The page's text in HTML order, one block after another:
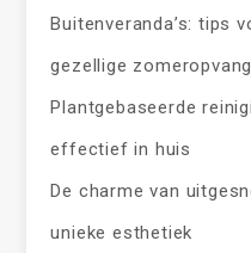
Buitenveranda’s: tips
gezellige zomeropvang
Plantgebaseerde
effectief in huis
De charme van
unieke esthetiek